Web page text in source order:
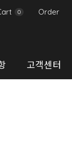
0 Order
고객센터